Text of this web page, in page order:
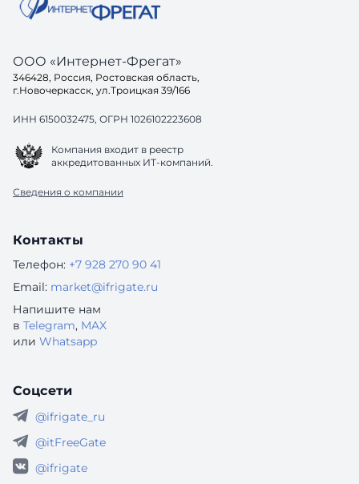
ООО «Интернет-Фрегат»
346428, Россия, Ростовская область,
г.Новочеркасск, ул.Троицкая 39/166
ИНН 6150032475, ОГРН 1026102223608
Компания входит в реестр
аккредитованных ИТ-компаний.
Сведения о компании
Контакты
Телефон: +7 928 270 90 41
Email: market@ifrigate.ru
Напишите нам
в Telegram, MAX
или Whatsapp
Соцсети
@ifrigate_ru
@itFreeGate
@ifrigate